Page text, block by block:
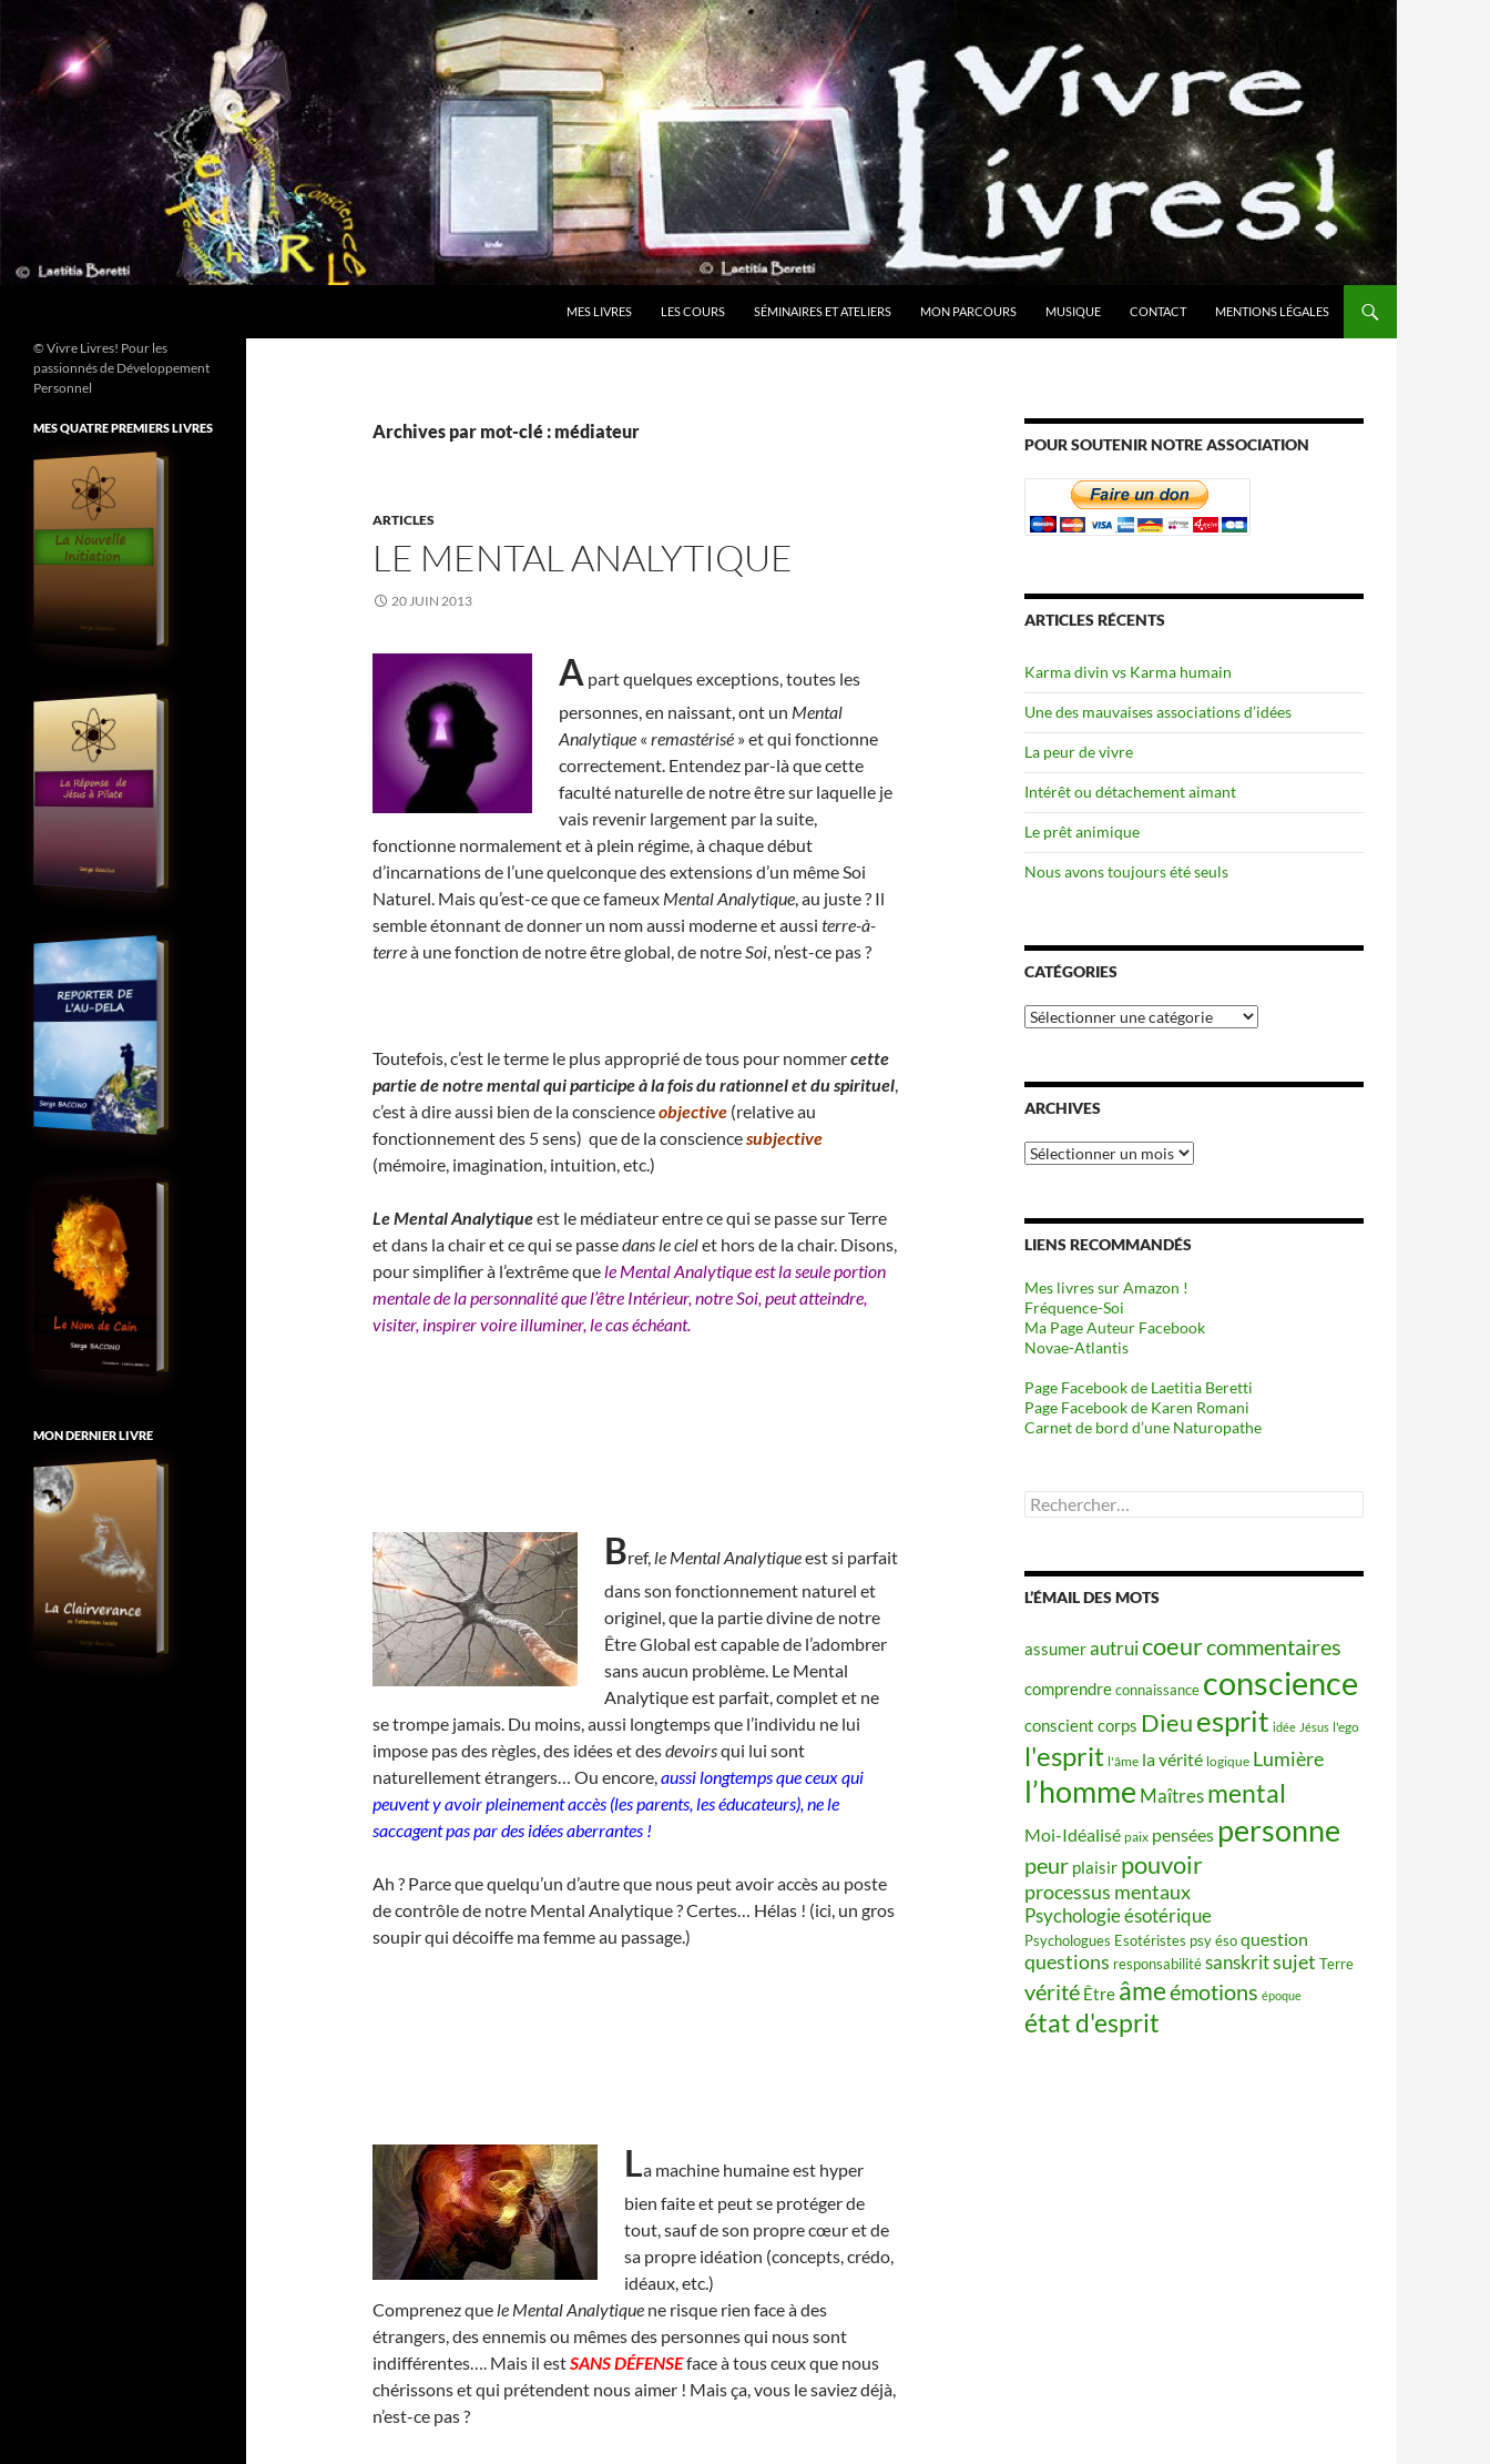
contenu
MES LIVRES LES COURS SÉMINAIRES ET ATELIERS MON PARCOURS MUSIQUE CONTACT MENTIONS LÉGALES
Archives par mot-clé : médiateur
ARTICLES
LE MENTAL ANALYTIQUE
20 JUIN 2013
A part quelques exceptions, toutes les
personnes, en naissant, ont un Mental
Analytique « remastérisé » et qui fonctionne
correctement. Entendez par-là que cette
faculté naturelle de notre être sur laquelle je
vais revenir largement par la suite,
fonctionne normalement et à plein régime, à chaque début
d’incarnations de l’une quelconque des extensions d’un même Soi
Naturel. Mais qu’est-ce que ce fameux Mental Analytique, au juste ? Il
semble étonnant de donner un nom aussi moderne et aussi terre-à-
terreà une fonction de notre être global, de notreSoi, n’est-ce pas ?
Toutefois, c’est le terme le plus approprié de tous pour nommercette
partie de notre mental qui participe à la fois du rationnel et du spirituel,
c’est à dire aussi bien de la conscienceobjective (relative au
fonctionnement des 5 sens) que de la consciencesubjective
(mémoire, imagination, intuition, etc.)
Le Mental Analytiqueest le médiateur entre ce qui se passe sur Terre
et dans la chair et ce qui se passedans le cielet hors de la chair. Disons,
pour simplifier à l’extrême quele Mental Analytique est la seule portion
mentale de la personnalité que l’être Intérieur, notre Soi, peut atteindre,
visiter, inspirer voire illuminer, le cas échéant.
Bref, le Mental Analytiqueest si parfait
dans son fonctionnement naturel et
originel, que la partie divine de notre
Être Global est capable de l’adombrer
sans aucun problème. Le Mental
Analytique est parfait, complet et ne
se trompe jamais. Du moins, aussi longtemps que l’individu ne lui
impose pas des règles, des idées et desdevoirsqui lui sont
naturellement étrangers… Ou encore,aussi longtemps que ceux qui
peuvent y avoir pleinement accès (les parents, les éducateurs), ne le
saccagent pas par des idées aberrantes !
Ah ? Parce que quelqu’un d’autre que nous peut avoir accès au poste
de contrôle de notre Mental Analytique ? Certes… Hélas ! (ici, un gros
soupir qui décoiffe ma femme au passage.)
La machine humaine est hyper
bien faite et peut se protéger de
tout, sauf de son propre cœur et de
sa propre idéation (concepts, crédo,
idéaux, etc.)
Comprenez que le Mental Analytique ne risque rien face à des
étrangers, des ennemis ou mêmes des personnes qui nous sont
indifférentes…. Mais il estSANS DÉFENSEface à tous ceux que nous
chérissons et qui prétendent nous aimer ! Mais ça, vous le saviez déjà,
n’est-ce pas ?
POUR SOUTENIR NOTRE ASSOCIATION
ARTICLES RÉCENTS
Karma divin vs Karma humain
Une des mauvaises associations d’idées
La peur de vivre
Intérêt ou détachement aimant
Le prêt animique
Nous avons toujours été seuls
CATÉGORIES
Catégories
ARCHIVES
Archives
LIENS RECOMMANDÉS
Mes livres sur Amazon !
Fréquence-Soi
Ma Page Auteur Facebook
Novae-Atlantis
Page Facebook de Laetitia Beretti
Page Facebook de Karen Romani
Carnet de bord d’une Naturopathe
Rechercher :
L’ÉMAIL DES MOTS
assumerautruicoeurcommentaires
comprendreconnaissance conscience
conscient corps Dieuesprit idée Jésus l'ego
l'esprit l'âme la vérité logique Lumière
l’homme Maîtres mental
Moi-Idéalisé paix pensées personne
peur plaisir pouvoir
processus mentaux
Psychologie ésotérique
Psychologues Esotéristes psy ésoquestion
questions responsabilitésanskritsujet Terre
vérité Être âmeémotions époque
état d'esprit
© Vivre Livres! Pour les
passionnés de Développement
Personnel
MES QUATRE PREMIERS LIVRES
MON DERNIER LIVRE